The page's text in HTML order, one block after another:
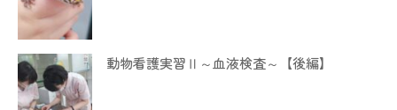
動物看護実習Ⅱ～血液検査～【後編】